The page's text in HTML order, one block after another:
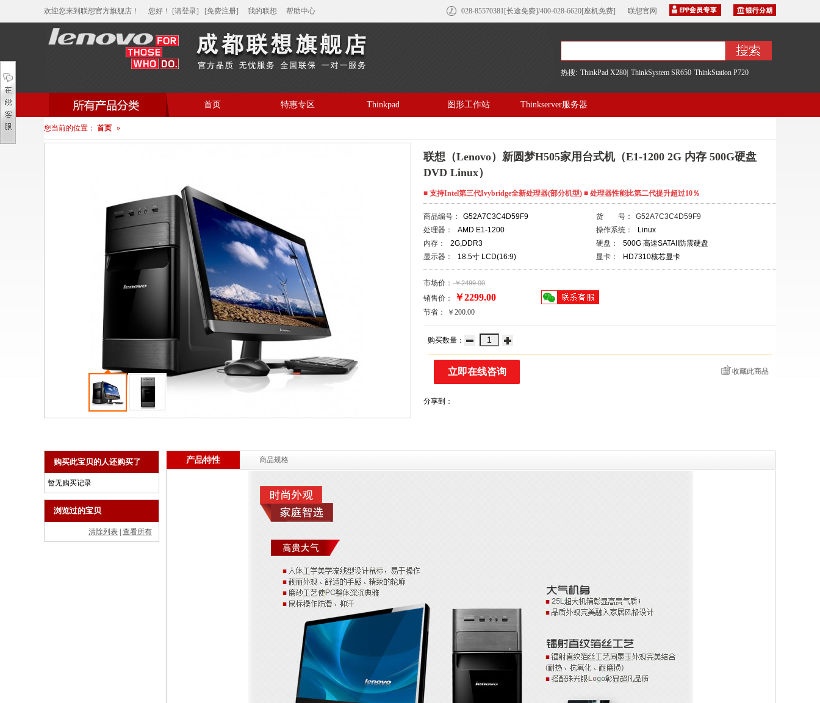
欢迎您来到联想官方旗舰店！ 您好 ！ [请登录] [免费注册] 我的联想 帮助中心 联想官网
028-85570381[长途免费]/400-028-6620[座机免费]
热搜: ThinkPad X280| ThinkSystem SR650 ThinkStation P720
家用分体台式机
商用分体台式机
家用一体台式机
商用一体台式机
ThinkPad
ThinkStation工作站
联想服务器
数码配件
首页 特惠专区 Thinkpad 图形工作站 Thinkserver服务器
购买此宝贝的人还购买了
暂无购买记录
浏览过的宝贝
清除列表 查看所有
您当前的位置： 首页 »
联想（Lenovo）新圆梦H505家用台式机（E1-1200 2G 内存 500G硬盘
DVD Linux）
■ 支持Intel第三代Ivybridge全新处理器(部分机型) ■ 处理器性能比第二代提升超过10％
商品编号： G52A7C3C4D59F9 货 号：
G52A7C3C4D59F9
处理器：
AMD E1-1200 操作系统：
Linux
内存：
2G,DDR3 硬盘：
500G 高速SATAII防震硬盘
显示器：
18.5寸 LCD(16:9) 显卡： HD7310核芯显卡
市场价： ￥2499.00
销售价： ￥2299.00
节省： ￥200.00
购买数量：
立即在线咨询 收藏此商品
分享到：
产品特性 商品规格